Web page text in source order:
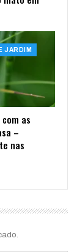
JARDIM
as
–
nas